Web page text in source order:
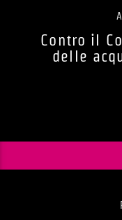
Contro il
delle